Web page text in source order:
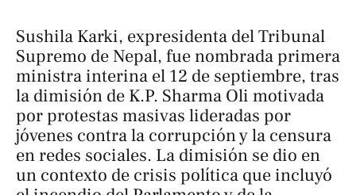
Sushila Karki, expresidenta del Tribunal
Supremo de Nepal, fue nombrada primera
ministra interina el 12 de septiembre, tras
la dimisión de K.P. Sharma Oli motivada
por protestas masivas lideradas por
jóvenes contra la corrupción y la censura
en redes sociales. La dimisión se dio en
un contexto de crisis política que incluyó